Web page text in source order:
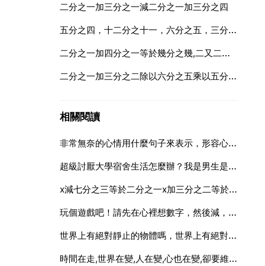
二分之一加三分之一減二分之一加三分之四
五分之四，十二分之十一，六分之五，三分之四，十分之七，二分之一，這幾個分數按照從小到大的順序排列
二分之一加四分之一等於幾分之幾,二又二分之一等於幾分之幾
二分之一加三分之二除以六分之五乘以五分之三結果是多少
相關閱讀
非常無奈的心情用什麼句子來表示，形容心情很無奈的詩句
超級討厭大學宿舍生活怎麼辦？我是男生是喜歡安靜的人而且比較內向不怎麼會表達雖然宿舍裡面
x減七分之三等於二分之一x加三分之二等於九分之十四x減六
玩個遊戲吧！請先在心裡想數字，然後減，在乘於再加上然後除
世界上有絕對靜止的物體嗎，世界上有絕對靜止的物體嗎？為什麼？
時間在走,世界在變,人在變,心也在變,卻要維持一段恆久不變的